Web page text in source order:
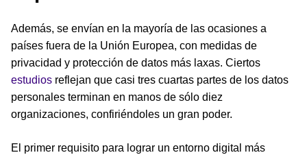
Además, se envían en la mayoría de las ocasiones a
países fuera de la Unión Europea, con medidas de
privacidad y protección de datos más laxas. Ciertos
estudios reflejan que casi tres cuartas partes de los datos
personales terminan en manos de sólo diez
organizaciones, confiriéndoles un gran poder.
El primer requisito para lograr un entorno digital más